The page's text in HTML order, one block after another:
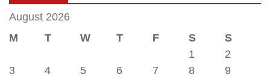
August 2026
M
T W T F S
S
1
2
3
4 5 6 7 8
9